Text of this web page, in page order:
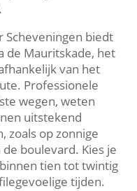
Scheveningen biedt
de Mauritskade, het
van het
Professionele
wegen, weten
uitstekend
zoals op zonnige
boulevard. Kies je
tien tot twintig
tijden.